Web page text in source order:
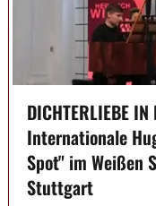
DICHTERLIEBE IN
Internationale
Spot" im Weißen
Stuttgart